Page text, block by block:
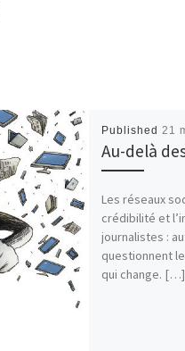
Published 21
Au-delà
Les réseaux
crédibilité et
journalistes :
questionnent
qui change. […]